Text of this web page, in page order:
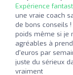
Expérience
une vraie coach
de bons conseils
poids même si je
agréables à
d'euros par
juste du sérieux
vraiment